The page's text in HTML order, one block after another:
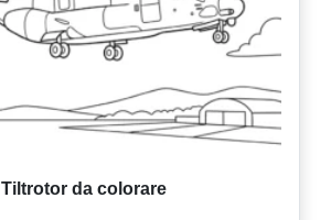
Tiltrotor da colorare